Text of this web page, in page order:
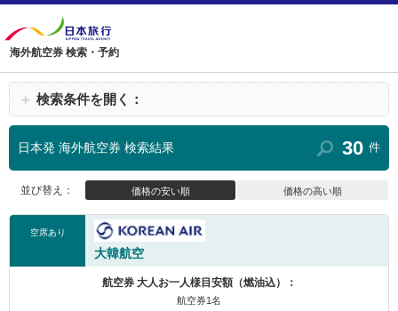
海外航空券 検索・予約
＋ 検索条件を開く：
日本発 海外航空券 検索結果 30 件
並び替え： 価格の安い順 価格の高い順
空席あり
大韓航空
航空券 大人お一人様目安額（燃油込）：
航空券1名